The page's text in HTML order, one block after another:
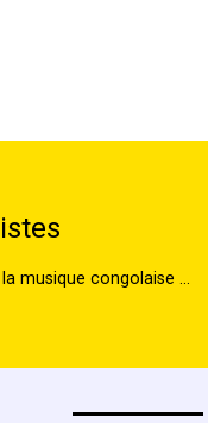
musique congolaise ...